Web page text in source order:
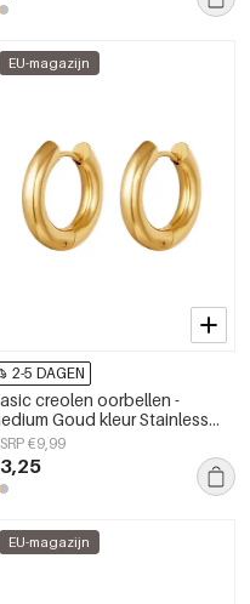
EU-magazijn
2-5 DAGEN
creolen oorbellen -
Goud kleur Stainless
€9,99
EU-magazijn